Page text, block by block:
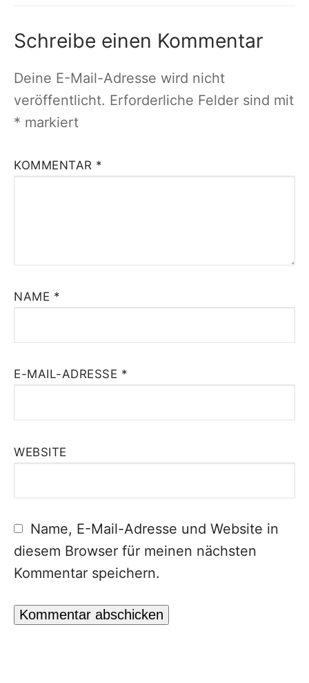
Schreibe einen Kommentar
Deine E-Mail-Adresse wird nicht
veröffentlicht. Erforderliche Felder sind mit
* markiert
KOMMENTAR *
NAME *
E-MAIL-ADRESSE *
WEBSITE
Name, E-Mail-Adresse und Website in
diesem Browser für meinen nächsten
Kommentar speichern.